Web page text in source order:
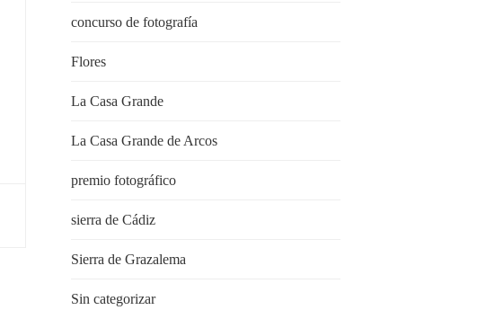
concurso de fotografía
Flores
La Casa Grande
La Casa Grande de Arcos
premio fotográfico
sierra de Cádiz
Sierra de Grazalema
Sin categorizar